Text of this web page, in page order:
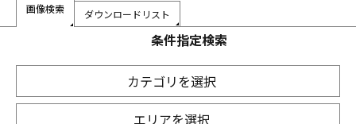
画像検索 ダウンロードリスト
条件指定検索
カテゴリを選択
エリアを選択